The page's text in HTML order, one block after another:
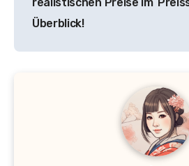
Überblick!